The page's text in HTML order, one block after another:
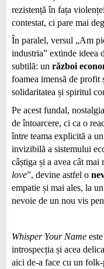
rezistență în fața
contestat, ci pare mai
În paralel, versul „Am
industria” extinde ideea
subtilă: un război
foamea imensă de
solidaritatea și spiritul
Pe acest fundal,
de întoarcere, ci ca o
între teama explicită a
invizibilă a sistemului
câștiga și a avea cât
love”, devine astfel o
empatie și mai ales, la
nevoie de un nou vis
Whisper Your Nameeste
introspecția și acea
aici de-a face cu un